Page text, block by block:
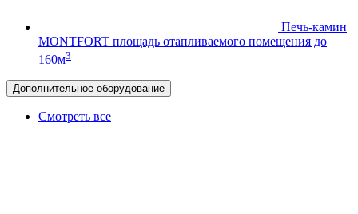
Печь-камин
MONTFORT площадь отапливаемого помещения до
160м3
Дополнительное оборудование
Смотреть все